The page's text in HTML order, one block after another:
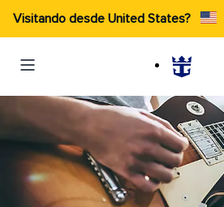
Visitando desde United States?